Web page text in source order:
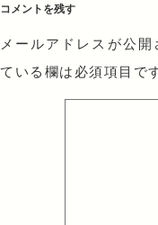
コメントを残す
メールアドレスが公開
ている欄は必須項目で